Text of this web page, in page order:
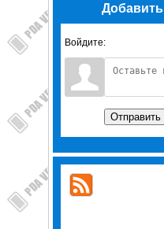
Войдите:
Отправить